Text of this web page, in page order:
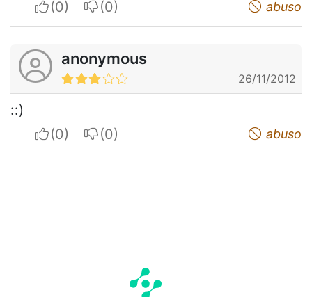
I apreciateI do not appreciate abuso
anonymous
26/11/2012
::)
I apreciateI do not appreciate abuso